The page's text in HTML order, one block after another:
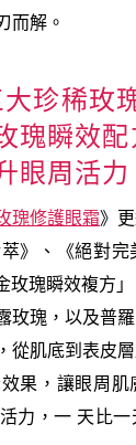
而解。
珍稀玫
瑰瞬效配
眼周活力
瑰修護眼霜 》
》、《絕對完
玫瑰瞬效複方
玫瑰，以及普
從肌底到表皮
果，讓眼周肌
力，一 天比